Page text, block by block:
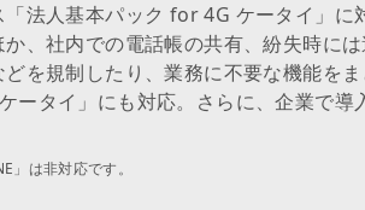
法人基本パック for 4G ケータイ」
、社内での電話帳の共有、紛失時に
を規制したり、業務に不要な機能を
ータイ」にも対応。さらに、企業で
」は非対応です。